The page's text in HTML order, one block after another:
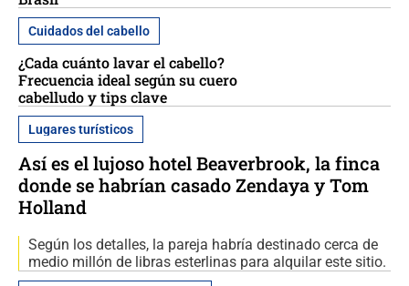
Cuidados del cabello
¿Cada cuánto lavar el cabello?
Frecuencia ideal según su cuero
cabelludo y tips clave
Lugares turísticos
Así es el lujoso hotel Beaverbrook, la finca
donde se habrían casado Zendaya y Tom
Holland
Según los detalles, la pareja habría destinado cerca de
medio millón de libras esterlinas para alquilar este sitio.